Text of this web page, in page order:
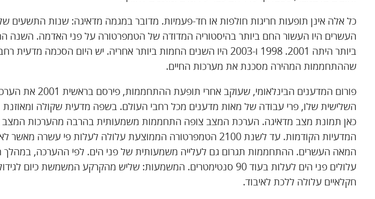
כל אלה אינן תופעות חריגות חולפות או חד-פעמיות. מדובר במגמה מדאיגה: שנות התשעים
העשרים היו העשור החם ביותר בהיסטוריה המדודה של הטמפרטורה על פני האדמה. השנה
ביותר היתה 2001. 1998 ו-2003 היו השנים החמות ביותר אחריה. יש היום הסכמה מדעית
שההתחממות המהירה מסכנת את מערכות החיים.
פורום המדענים הבינלאומי, שעוקב אחרי
השלישית שלו, פרי עבודה של מאות מדענים מכל רחבי העולם. בשפה מדעית שקולה ומאוזנת
כאן תמונת מצב מדאיגה. הערכת המצב צופה התחממות משמעותית בהרבה מהערכות המצב
המדעיות הקודמות. עד לשנת 2100 הטמפרטורה הממוצעת עלולה לעלות פי עשרה מאשר
המאה העשרים. ההתחממות תגרום גם לעלייה משמעותית של פני הים. לפי ההערכה,
עלולים פני הים לעלות בעוד 90 סנטימטרים. המשמעות: שליש מהקרקע המשמשת כיום
חקלאיים עלולה ללכת לאיבוד.